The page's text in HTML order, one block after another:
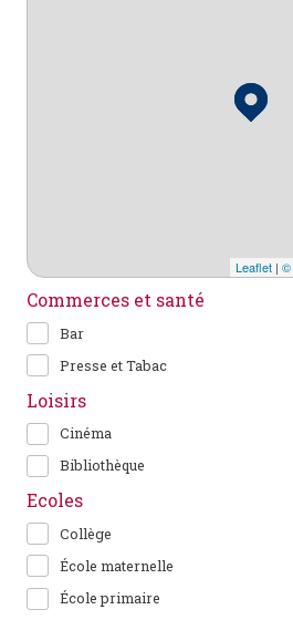
Leaflet | ©
Commerces et santé
Bar
Presse et Tabac
Loisirs
Cinéma
Bibliothèque
Ecoles
Collège
École maternelle
École primaire